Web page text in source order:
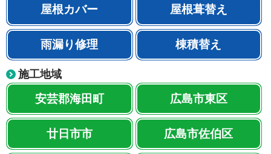
屋根カバー 屋根葺替え
雨漏り修理 棟積替え
施工地域
安芸郡海田町 広島市東区
廿日市市 広島市佐伯区